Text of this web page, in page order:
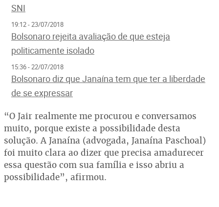
SNI
19:12 - 23/07/2018
Bolsonaro rejeita avaliação de que esteja
politicamente isolado
15:36 - 22/07/2018
Bolsonaro diz que Janaína tem que ter a liberdade
de se expressar
“O Jair realmente me procurou e conversamos
muito, porque existe a possibilidade desta
solução. A Janaína (advogada, Janaína Paschoal)
foi muito clara ao dizer que precisa amadurecer
essa questão com sua família e isso abriu a
possibilidade”, afirmou.